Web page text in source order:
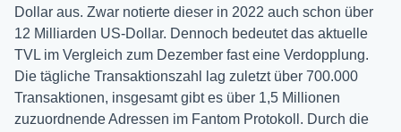
Dollar aus. Zwar notierte dieser in 2022 auch schon über
12 Milliarden US-Dollar. Dennoch bedeutet das aktuelle
TVL im Vergleich zum Dezember fast eine Verdopplung.
Die tägliche Transaktionszahl lag zuletzt über 700.000
Transaktionen, insgesamt gibt es über 1,5 Millionen
zuzuordnende Adressen im Fantom Protokoll. Durch die